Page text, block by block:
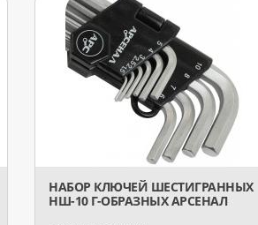
НАБОР КЛЮЧЕЙ ШЕСТИГРАННЫХ
НШ-10 Г-ОБРАЗНЫХ АРСЕНАЛ